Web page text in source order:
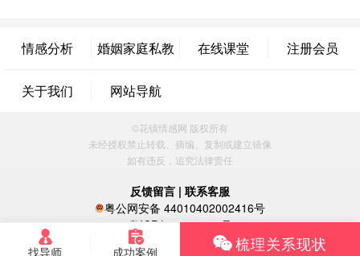
江西-南昌 138****3345
6分钟前
案
微信用户 周诗迪（不闲聊） 通过此页面咨询，已获
得专属情感方案
河北-石家庄 187****5567
微信用户 海纳百川 通过此页面咨询，已获得专属情
感方案
山西-太原 130****6678
微信用户 一马当先 通过此页面咨询，已获得专属情
情感分析 婚姻家庭私教 在线课堂 注册会员
关于我们 网站导航
©花镇情感网 版权所有
未经授权禁止转载、摘编、复制或建立镜像
如有违反，追究法律责任
反馈留言 | 联系客服
粤公网安备 44010402002416号
粤ICP备16060296号
找导师 成功案例 梳理关系现状